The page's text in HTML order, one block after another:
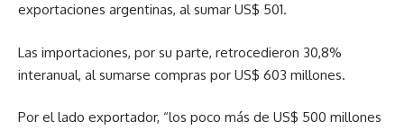
exportaciones argentinas, al sumar US$ 501.
Las importaciones, por su parte, retrocedieron 30,8%
interanual, al sumarse compras por US$ 603 millones.
Por el lado exportador, “los poco más de US$ 500 millones